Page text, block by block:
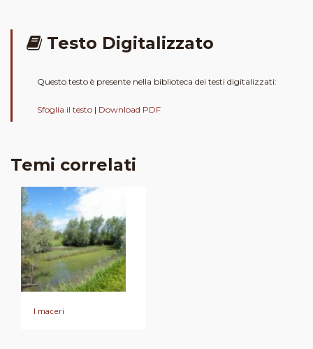
Testo Digitalizzato
Questo testo è presente nella biblioteca dei testi digitalizzati:
Sfoglia il testo | Download PDF
Temi correlati
I maceri